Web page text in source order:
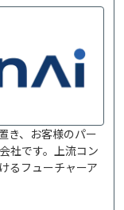
き、お客様のパー
社です。上流コン
るフューチャーア